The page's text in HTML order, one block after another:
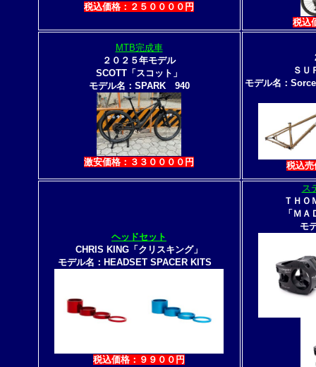
税込価格：２５００００円
税込
MTB完成車
２０２５年モデル
SCOTT「スコット」
モデル名：SPARK 940
激安価格：３３００００円
ＳＵ
モデル名：
税込売
ヘッドセット
CHRIS KING「クリスキング」
モデル名：HEADSET SPACER KITS
税込価格：９９００円
ス
ＴＨＯ
「Ｍ
モ